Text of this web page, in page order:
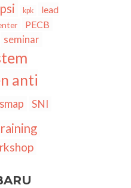
kpk
lead
PECB
seminar
anti
smap SNI